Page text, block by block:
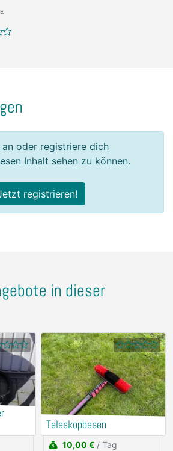
oder registriere dich
Inhalt sehen zu können.
registrieren!
in dieser
Teleskopbesen
10,00 € / Tag